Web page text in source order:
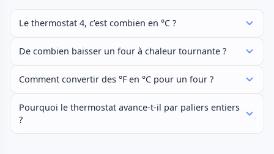
Le thermostat 4, c’est combien en °C ?
De combien baisser un four à chaleur tournante ?
Comment convertir des °F en °C pour un four ?
Pourquoi le thermostat avance-t-il par paliers entiers
?